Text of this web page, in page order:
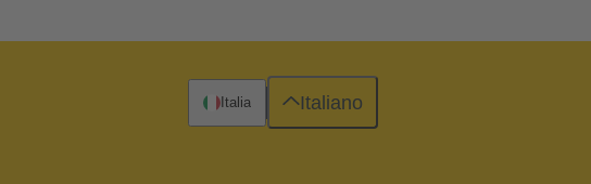
Italia Italiano